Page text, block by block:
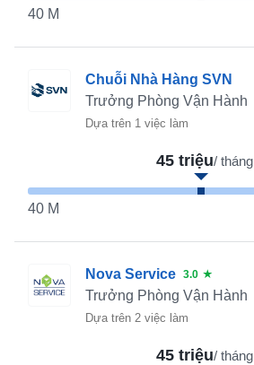
40 M
Chuỗi Nhà Hàng SVN
Trưởng Phòng Vận Hành
Dựa trên 1 việc làm
45 triệu/ tháng
40 M
Nova Service 3.0 ★
Trưởng Phòng Vận Hành
Dựa trên 2 việc làm
45 triệu/ tháng